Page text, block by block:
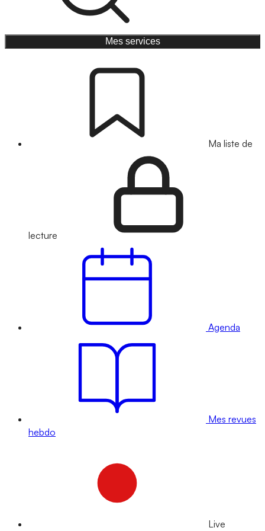
Mes services
Ma liste de
lecture
Agenda
Mes revues
hebdo
Live